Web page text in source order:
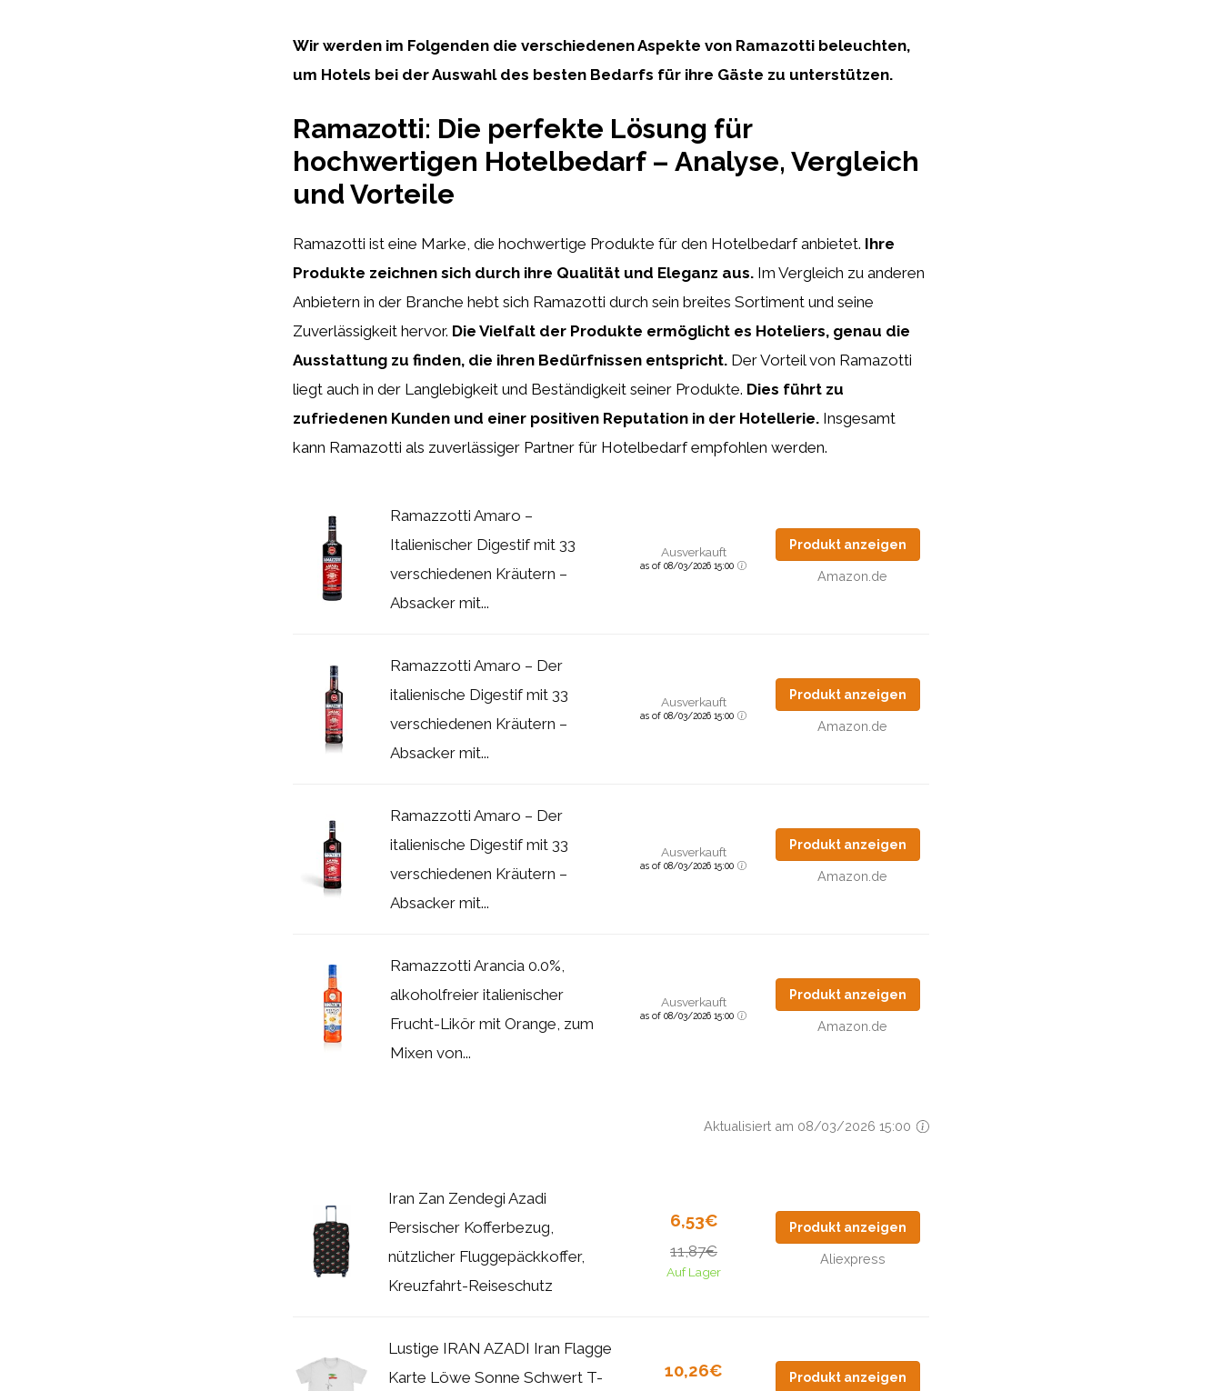
Wir werden im Folgenden die verschiedenen Aspekte von Ramazotti beleuchten,
um Hotels bei der Auswahl des besten Bedarfs für ihre Gäste zu unterstützen.
Ramazotti: Die perfekte Lösung für
hochwertigen Hotelbedarf – Analyse, Vergleich
und Vorteile
Ramazotti ist eine Marke, die hochwertige Produkte für den Hotelbedarf anbietet. Ihre
Produkte zeichnen sich durch ihre Qualität und Eleganz aus. Im Vergleich zu anderen
Anbietern in der Branche hebt sich Ramazotti durch sein breites Sortiment und seine
Zuverlässigkeit hervor. Die Vielfalt der Produkte ermöglicht es Hoteliers, genau die
Ausstattung zu finden, die ihren Bedürfnissen entspricht. Der Vorteil von Ramazotti
liegt auch in der Langlebigkeit und Beständigkeit seiner Produkte. Dies führt zu
zufriedenen Kunden und einer positiven Reputation in der Hotellerie. Insgesamt
kann Ramazotti als zuverlässiger Partner für Hotelbedarf empfohlen werden.
Ramazzotti Amaro –
Italienischer Digestif mit 33
verschiedenen Kräutern –
Absacker mit...
Ausverkauft
as of 08/03/2026 15:00
Produkt anzeigen
Amazon.de
Ramazzotti Amaro – Der
italienische Digestif mit 33
verschiedenen Kräutern –
Absacker mit...
Ausverkauft
as of 08/03/2026 15:00
Produkt anzeigen
Amazon.de
Ramazzotti Amaro – Der
italienische Digestif mit 33
verschiedenen Kräutern –
Absacker mit...
Ausverkauft
as of 08/03/2026 15:00
Produkt anzeigen
Amazon.de
Ramazzotti Arancia 0.0%,
alkoholfreier italienischer
Frucht-Likör mit Orange, zum
Mixen von...
Ausverkauft
as of 08/03/2026 15:00
Produkt anzeigen
Amazon.de
Aktualisiert am 08/03/2026 15:00
Iran Zan Zendegi Azadi
Persischer Kofferbezug,
nützlicher Fluggepäckkoffer,
Kreuzfahrt-Reiseschutz
6,53€
11,87€
Auf Lager
Produkt anzeigen
Aliexpress
Lustige IRAN AZADI Iran Flagge
Karte Löwe Sonne Schwert T-
10,26€ Produkt anzeigen